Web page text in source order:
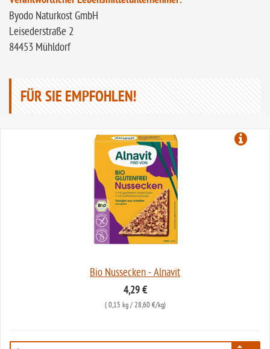
Byodo Naturkost GmbH
Leisederstraße 2
84453 Mühldorf
FÜR SIE EMPFOHLEN!
Bio Nussecken - Alnavit
4,29 €
( 0,15 kg/ 28,60 €/kg)